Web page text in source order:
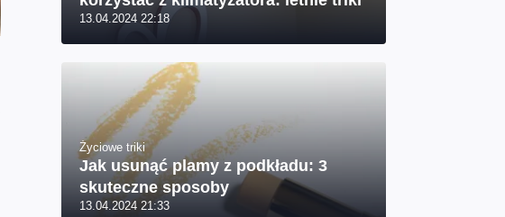
13.04.2024 22:18
Życiowe triki
Jak usunąć plamy z podkładu: 3
skuteczne sposoby
13.04.2024 21:33